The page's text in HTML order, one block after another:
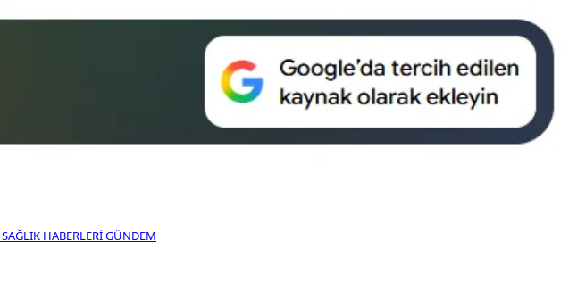
SAĞLIK HABERLERIGÜNDEM